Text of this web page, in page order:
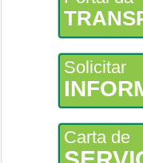
Solicitar
Carta de